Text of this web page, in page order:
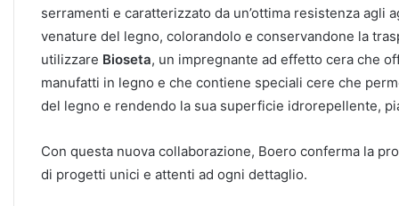
serramenti e caratterizzato da un’ottima resistenza
venature del legno, colorandolo e conservandone la
utilizzare Bioseta, un impregnante ad effetto cera che
manufatti in legno e che contiene speciali cere che
del legno e rendendo la sua superficie idrorepellente,
Con questa nuova collaborazione, Boero conferma la
di progetti unici e attenti ad ogni dettaglio.